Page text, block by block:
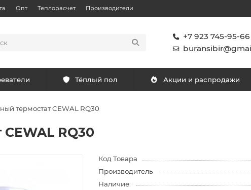
Опт Теплорасчет Производители
+7 923 745-95-66
Тёплый пол Акции и распродажи
термостат CEWAL RQ30
RQ30
Код Товара
Производитель
Наличие: